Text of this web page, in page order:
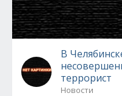
В
террорист
Новости